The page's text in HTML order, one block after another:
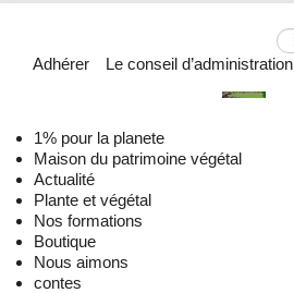
Adhérer Le conseil d’administration
1% pour la planete
Maison du patrimoine végétal
Actualité
Plante et végétal
Nos formations
Boutique
Nous aimons
contes